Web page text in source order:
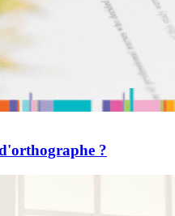
?